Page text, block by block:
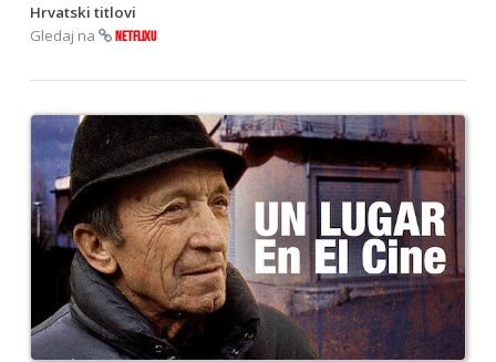
Hrvatski titlovi
Gledaj na
NETFLIXU